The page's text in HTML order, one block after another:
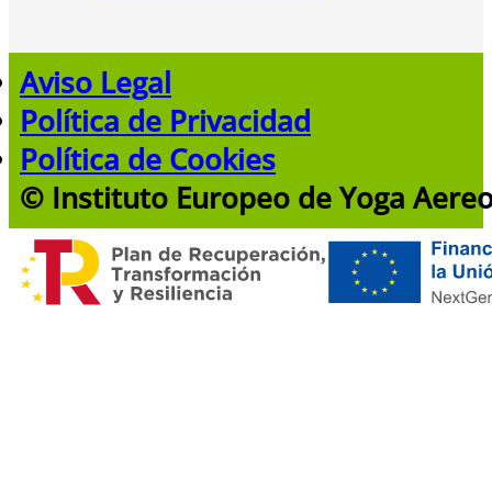
Aviso Legal
Política de Privacidad
Política de Cookies
© Instituto Europeo de Yoga